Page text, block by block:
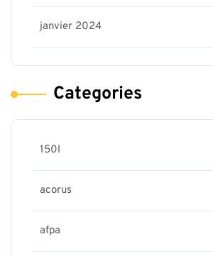
janvier 2024
Categories
150l
acorus
afpa